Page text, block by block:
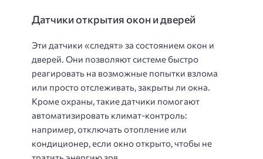
Датчики открытия окон и дверей
Эти датчики «следят» за состоянием окон и
дверей. Они позволяют системе быстро
реагировать на возможные попытки взлома
или просто отслеживать, закрыты ли окна.
Кроме охраны, такие датчики помогают
автоматизировать климат-контроль:
например, отключать отопление или
кондиционер, если окно открыто, чтобы не